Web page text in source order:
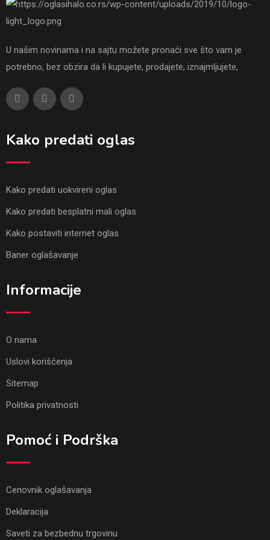
U našim novinama i na sajtu možete pronaći sve što vam je
potrebno, bez obzira da li kupujete, prodajete, iznajmljujete,
Kako predati oglas
Kako predati uokvireni oglas
Kako predati besplatni mali oglas
Kako postaviti internet oglas
Baner oglašavanje
Informacije
O nama
Uslovi korišćenja
Sitemap
Politika privatnosti
Pomoć i Podrška
Cenovnik oglašavanja
Deklaracija
Saveti za bezbednu trgovinu